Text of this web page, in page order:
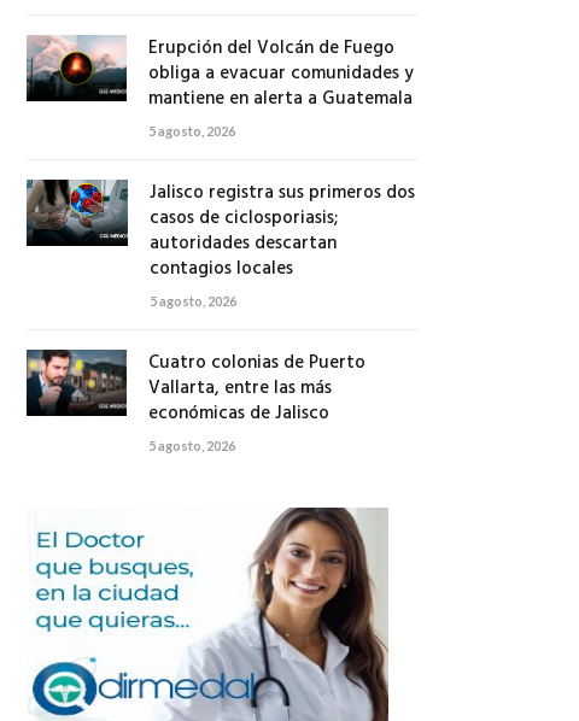
Erupción del Volcán de Fuego
obliga a evacuar comunidades y
mantiene en alerta a Guatemala
5 agosto, 2026
Jalisco registra sus primeros dos
casos de ciclosporiasis;
autoridades descartan
contagios locales
5 agosto, 2026
Cuatro colonias de Puerto
Vallarta, entre las más
económicas de Jalisco
5 agosto, 2026